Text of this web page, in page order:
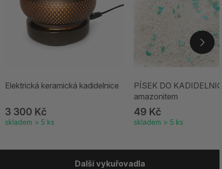
Elektrická keramická kadidelnice
3 300 Kč
skladem > 5 ks
PÍSEK DO
amazonitem
49 Kč
skladem > 5 ks
Další vykuřovadla